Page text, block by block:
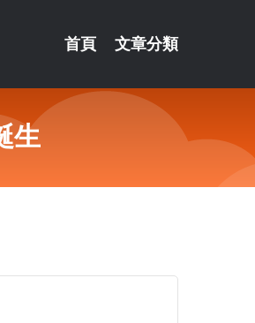
首頁 文章分類
生